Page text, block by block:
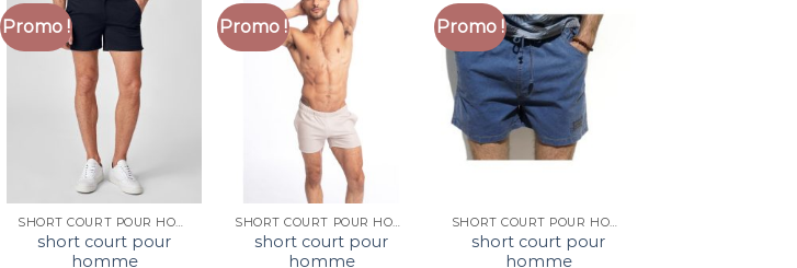
Promo !
SHORT COURT POUR HOMME
short court pour
homme
Promo !
SHORT COURT POUR HOMME
short court pour
homme
Promo !
SHORT COURT POUR HOMME
short court pour
homme